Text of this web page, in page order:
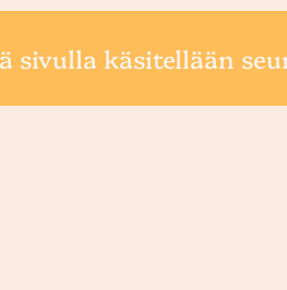
sivulla käsitellään